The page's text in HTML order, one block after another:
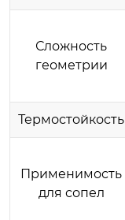
Сложность
геометрии
Термостойкость
Применимость
для сопел